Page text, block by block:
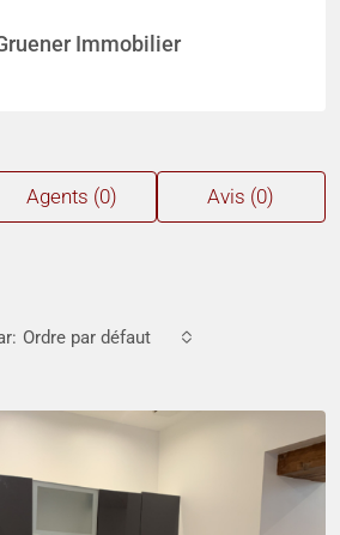
Immobilier
Agents (0) Avis (0)
Ordre par défaut